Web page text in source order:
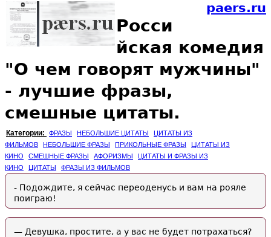
paers.ru
Росси
йская комедия
"О чем говорят мужчины"
- лучшие фразы,
смешные цитаты.
Категории: ФРАЗЫ НЕБОЛЬШИЕ ЦИТАТЫ
ЦИТАТЫ ИЗ
ФИЛЬМОВ
НЕБОЛЬШИЕ ФРАЗЫ ПРИКОЛЬНЫЕ ФРАЗЫ
ЦИТАТЫ ИЗ
КИНО
СМЕШНЫЕ ФРАЗЫ АФОРИЗМЫ
ЦИТАТЫ И ФРАЗЫ ИЗ
КИНО
ЦИТАТЫ ФРАЗЫ ИЗ ФИЛЬМОВ
- Подождите, я сейчас переоденусь и вам на рояле
поиграю!
— Девушка, простите, а у вас не будет потрахаться?